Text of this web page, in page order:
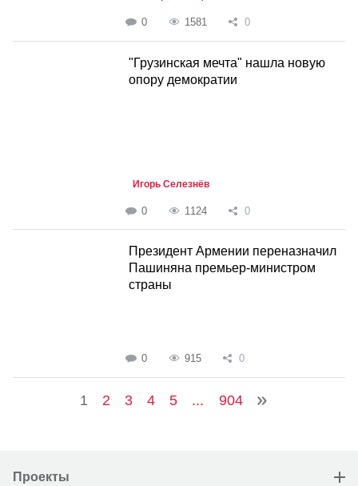
0 1581 0
"Грузинская мечта" нашла новую
опору демократии
Игорь Селезнёв
0 1124 0
Президент Армении переназначил
Пашиняна премьер-министром
страны
0 915 0
1 2 3 4 5 ... 904
Проекты